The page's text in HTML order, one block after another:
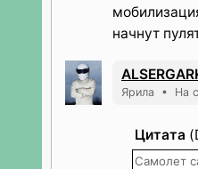
начнут
Ярила • На
Цитата
Самолет